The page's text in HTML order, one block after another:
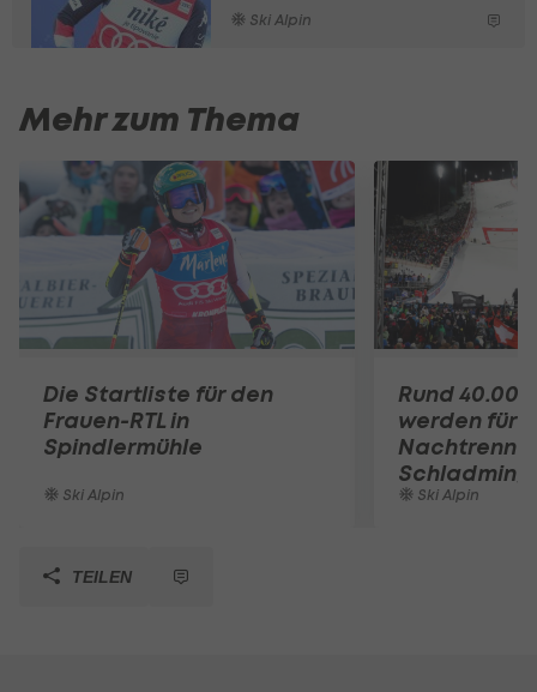
Ski Alpin
Mehr zum Thema
Die Startliste für den
Frauen-RTL in
Spindlermühle
Ski Alpin
Rund
werden für
Ski Alpin
TEILEN